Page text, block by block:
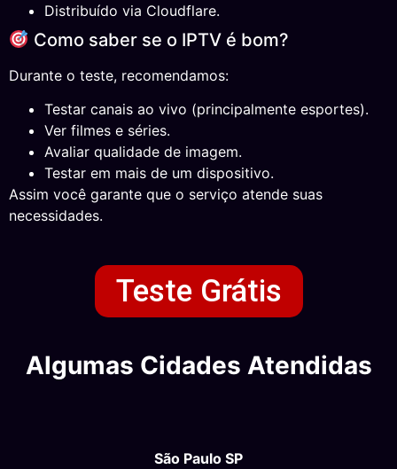
Distribuído via Cloudflare.
Como saber se o IPTV é bom?
Durante o teste, recomendamos:
Testar canais ao vivo (principalmente esportes).
Ver filmes e séries.
Avaliar qualidade de imagem.
Testar em mais de um dispositivo.
Assim você garante que o serviço atende suas
necessidades.
Teste Grátis
Algumas Cidades Atendidas
São Paulo SP